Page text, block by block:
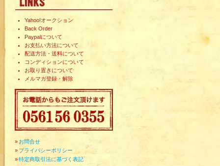
Yahoo!オークション
Back Order
Paypalについて
お支払い方法について
配送方法・送料について
コンディションについて
お取り置きについて
メルマガ登録・解除
» お問合せ
» プライバシーポリシー
»特定商取引法に基づく表記